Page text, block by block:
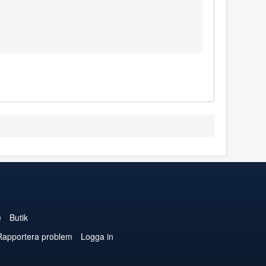
Butik
problem
Logga in